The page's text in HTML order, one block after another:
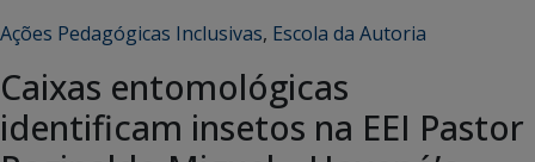
Ações Pedagógicas Inclusivas, Escola da Autoria
Caixas entomológicas
identificam insetos na EEI Pastor